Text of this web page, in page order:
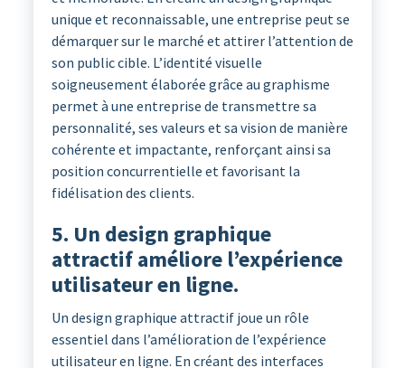
unique et reconnaissable, une entreprise peut se
démarquer sur le marché et attirer l’attention de
son public cible. L’identité visuelle
soigneusement élaborée grâce au graphisme
permet à une entreprise de transmettre sa
personnalité, ses valeurs et sa vision de manière
cohérente et impactante, renforçant ainsi sa
position concurrentielle et favorisant la
fidélisation des clients.
5. Un design graphique
attractif améliore l’expérience
utilisateur en ligne.
Un design graphique attractif joue un rôle
essentiel dans l’amélioration de l’expérience
utilisateur en ligne. En créant des interfaces